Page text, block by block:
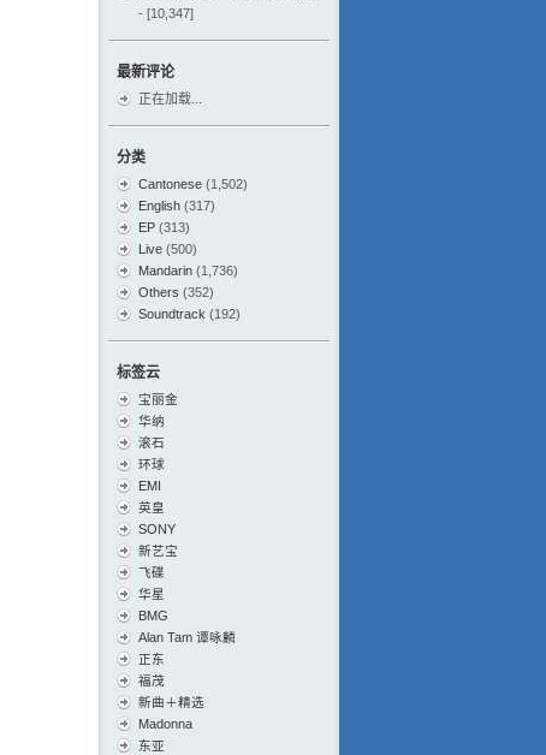
- [10,347]
最新评论
正在加载...
分类
Cantonese (1,502)
English (317)
EP (313)
Live (500)
Mandarin (1,736)
Others (352)
Soundtrack (192)
标签云
宝丽金
华纳
滚石
环球
EMI
英皇
SONY
新艺宝
飞碟
华星
BMG
Alan Tam 谭咏麟
正东
福茂
新曲＋精选
Madonna
东亚